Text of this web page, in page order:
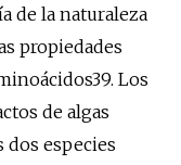
de la naturaleza
propiedades
Los
de algas
dos especies